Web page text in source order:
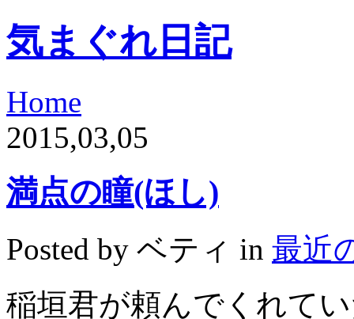
気まぐれ日記
Home
2015,03,05
満点の瞳(ほし)
Posted by ベティ in 最近
稲垣君が頼んでくれて